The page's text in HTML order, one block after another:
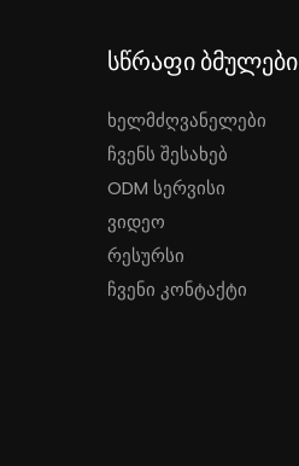
სწრაფი ბმულები
Ხელმძღვანელები
Ჩვენს Შესახებ
ODM Სერვისი
Ვიდეო
Რესურსი
Ჩვენი Კონტაქტი